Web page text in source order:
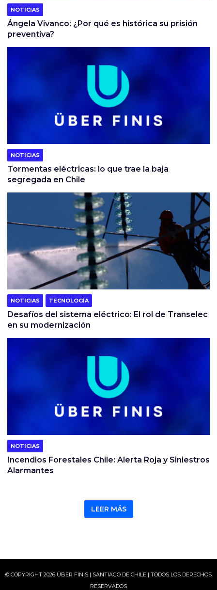
NOTICIAS
Ángela Vivanco: ¿Por qué es histórica su prisión
preventiva?
NOTICIAS
Tormentas eléctricas: lo que trae la baja
segregada en Chile
NOTICIAS TECNOLOGÍA
Desafíos del sistema eléctrico: El rol de Transelec
en su modernización
NOTICIAS
Incendios Forestales Chile: Alerta Roja y Siniestros
Alarmantes
LEER MÁS
© COPYRIGHT 2026 ÜBER FINIS | SANTIAGO DE CHILE | TODOS LOS DERECHOS
RESERVADOS